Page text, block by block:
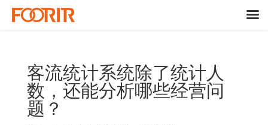
客流统计系统除了统计人
数，还能分析哪些经营问
题？